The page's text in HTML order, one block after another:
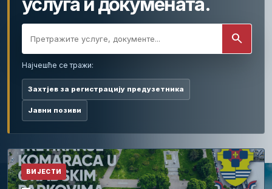
search
Најчешће се тражи:
Захтјев за регистрацију предузетника
Јавни позиви
ВИЈЕСТИ